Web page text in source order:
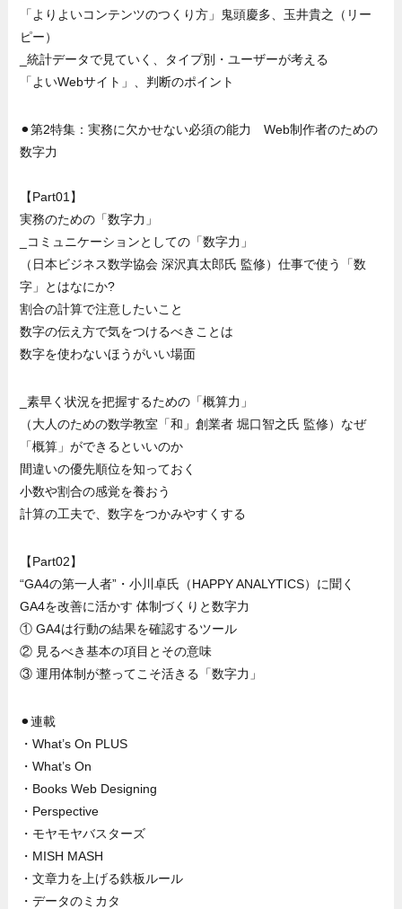
「よりよいコンテンツのつくり方」鬼頭慶多、玉井貴之（リー
ピー）
_統計データで見ていく、タイプ別・ユーザーが考える
「よいWebサイト」、判断のポイント
⚫︎第2特集：実務に欠かせない必須の能力 Web制作者のための
数字力
【Part01】
実務のための「数字力」
_コミュニケーションとしての「数字力」
（日本ビジネス数学協会 深沢真太郎氏 監修）仕事で使う「数
字」とはなにか?
割合の計算で注意したいこと
数字の伝え方で気をつけるべきことは
数字を使わないほうがいい場面
_素早く状況を把握するための「概算力」
（大人のための数学教室「和」創業者 堀口智之氏 監修）なぜ
「概算」ができるといいのか
間違いの優先順位を知っておく
小数や割合の感覚を養おう
計算の工夫で、数字をつかみやすくする
【Part02】
“GA4の第一人者”・小川卓氏（HAPPY ANALYTICS）に聞く
GA4を改善に活かす 体制づくりと数字力
① GA4は行動の結果を確認するツール
② 見るべき基本の項目とその意味
③ 運用体制が整ってこそ活きる「数字力」
⚫︎連載
・What’s On PLUS
・What’s On
・Books Web Designing
・Perspective
・モヤモヤバスターズ
・MISH MASH
・文章力を上げる鉄板ルール
・データのミカタ